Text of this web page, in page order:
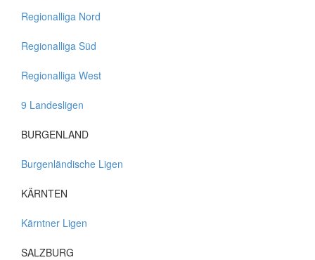
Regionalliga Nord
Regionalliga Süd
Regionalliga West
9 Landesligen
BURGENLAND
Burgenländische Ligen
KÄRNTEN
Kärntner Ligen
SALZBURG